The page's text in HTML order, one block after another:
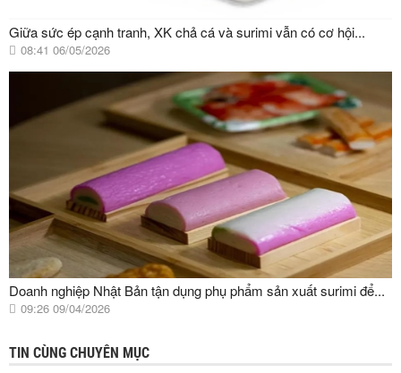
Giữa sức ép cạnh tranh, XK chả cá và surimi vẫn có cơ hội...
08:41 06/05/2026
Doanh nghiệp Nhật Bản tận dụng phụ phẩm sản xuất surimi để...
09:26 09/04/2026
TIN CÙNG CHUYÊN MỤC